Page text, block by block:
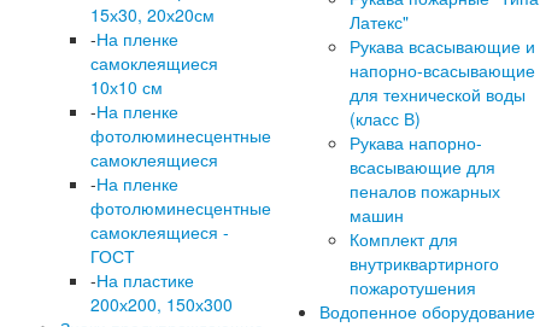
15х30, 20х20см
-На пленке
самоклеящиеся
10х10 см
-На пленке
фотолюминесцентные
самоклеящиеся
-На пленке
фотолюминесцентные
самоклеящиеся -
ГОСТ
-На пластике
200х200, 150х300
Латекс"
Рукава всасывающие и
напорно-всасывающие
для технической воды
(класс В)
Рукава напорно-
всасывающие для
пеналов пожарных
машин
Комплект для
внутриквартирного
пожаротушения
Водопенное оборудование